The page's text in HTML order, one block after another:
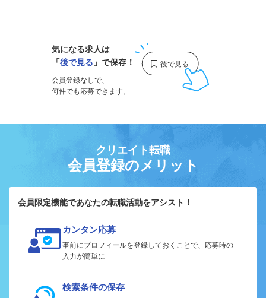
気になる求人は
「後で見る 」で保存！
会員登録なしで、
何件でも応募できます。
クリエイト転職
会員登録のメリット
会員限定機能であなたの転職活動をアシスト！
カンタン応募
事前にプロフィールを登録しておくことで、応募時の
入力が簡単に
検索条件の保存